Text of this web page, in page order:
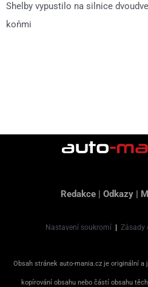
Shelby vypustilo na silnice
koňmi
Redakce | Odkazy |
Nastavení soukromí Zásady
Obsah stránek auto-mania.cz je originální
kopírování obsahu nebo částí obsahu